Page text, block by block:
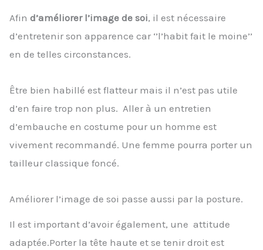
Afin d’améliorer l’image de soi, il est nécessaire
d’entretenir son apparence car ‘’l’habit fait le moine’’
en de telles circonstances.
Être bien habillé est flatteur mais il n’est pas utile
d’en faire trop non plus. Aller à un entretien
d’embauche en costume pour un homme est
vivement recommandé. Une femme pourra porter un
tailleur classique foncé.
Améliorer l’image de soi passe aussi par la posture.
Il est important d’avoir également, une attitude
adaptée.Porter la tête haute et se tenir droit est